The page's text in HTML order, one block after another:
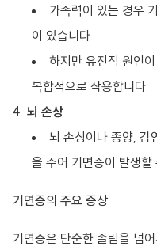
가족력이 있는 경우
이 있습니다.
하지만 유전적 원인
복합적으로 작용합니다.
뇌 손상
뇌 손상이나 종양, 감
을 주어 기면증이 발생할
기면증의 주요 증상
기면증은 단순한 졸림을 넘